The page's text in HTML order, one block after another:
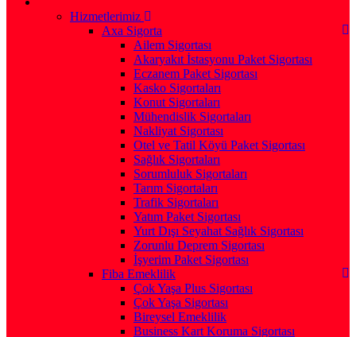
Hizmetlerimiz
Axa Sigorta
Ailem Sigortası
Akaryakıt İstasyonu Paket Sigortası
Eczanem Paket Sigortası
Kasko Sigortaları
Konut Sigortaları
Mühendislik Sigortaları
Nakliyat Sigortası
Otel ve Tatil Köyü Paket Sigortası
Sağlık Sigortaları
Sorumluluk Sigortaları
Tarım Sigortaları
Trafik Sigortaları
Yatım Paket Sigortası
Yurt Dışı Seyahat Sağlık Sigortası
Zorunlu Deprem Sigortası
İşyerim Paket Sigortası
Fiba Emeklilik
Çok Yaşa Plus Sigortası
Çok Yaşa Sigortası
Bireysel Emeklilik
Business Kart Koruma Sigortası